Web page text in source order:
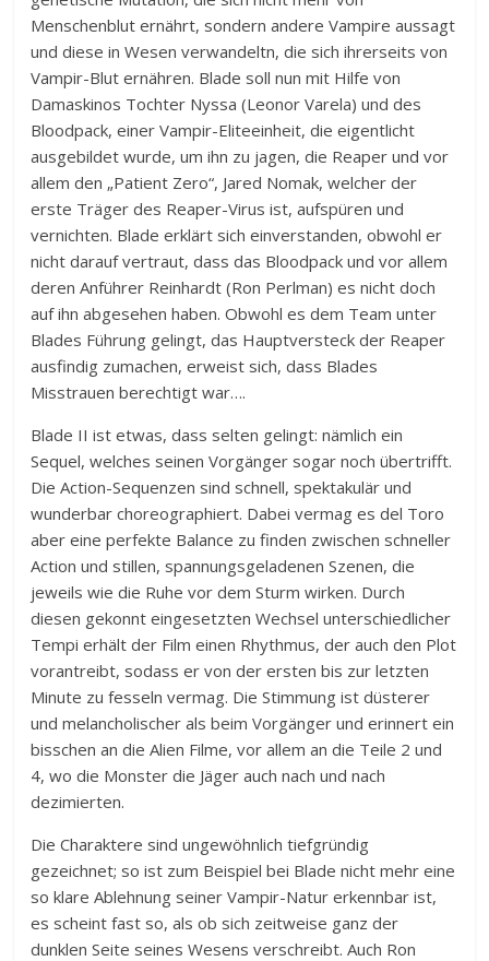
Menschenblut ernährt, sondern andere Vampire aussagt
und diese in Wesen verwandeltn, die sich ihrerseits von
Vampir-Blut ernähren. Blade soll nun mit Hilfe von
Damaskinos Tochter Nyssa (Leonor Varela) und des
Bloodpack, einer Vampir-Eliteeinheit, die eigentlicht
ausgebildet wurde, um ihn zu jagen, die Reaper und vor
allem den „Patient Zero“, Jared Nomak, welcher der
erste Träger des Reaper-Virus ist, aufspüren und
vernichten. Blade erklärt sich einverstanden, obwohl er
nicht darauf vertraut, dass das Bloodpack und vor allem
deren Anführer Reinhardt (Ron Perlman) es nicht doch
auf ihn abgesehen haben. Obwohl es dem Team unter
Blades Führung gelingt, das Hauptversteck der Reaper
ausfindig zumachen, erweist sich, dass Blades
Misstrauen berechtigt war….
Blade II ist etwas, dass selten gelingt: nämlich ein
Sequel, welches seinen Vorgänger sogar noch übertrifft.
Die Action-Sequenzen sind schnell, spektakulär und
wunderbar choreographiert. Dabei vermag es del Toro
aber eine perfekte Balance zu finden zwischen schneller
Action und stillen, spannungsgeladenen Szenen, die
jeweils wie die Ruhe vor dem Sturm wirken. Durch
diesen gekonnt eingesetzten Wechsel unterschiedlicher
Tempi erhält der Film einen Rhythmus, der auch den Plot
vorantreibt, sodass er von der ersten bis zur letzten
Minute zu fesseln vermag. Die Stimmung ist düsterer
und melancholischer als beim Vorgänger und erinnert ein
bisschen an die Alien Filme, vor allem an die Teile 2 und
4, wo die Monster die Jäger auch nach und nach
dezimierten.
Die Charaktere sind ungewöhnlich tiefgründig
gezeichnet; so ist zum Beispiel bei Blade nicht mehr eine
so klare Ablehnung seiner Vampir-Natur erkennbar ist,
es scheint fast so, als ob sich zeitweise ganz der
dunklen Seite seines Wesens verschreibt. Auch Ron